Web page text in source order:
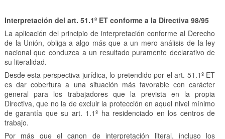
Interpretación del art. 51.1º ET conforme a la Directiva 98/95
La aplicación del principio de interpretación conforme al Derecho
de la Unión, obliga a algo más que a un mero análisis de la ley
nacional que conduzca a un resultado puramente declarativo de
su literalidad.
Desde esta perspectiva jurídica, lo pretendido por el art. 51.1º ET
es dar cobertura a una situación más favorable con carácter
general para los trabajadores que la prevista en la propia
Directiva, que no la de excluir la protección en aquel nivel mínimo
de garantía que su art. 1.1º ha residenciado en los centros de
trabajo.
Por más que el canon de interpretación literal, incluso los